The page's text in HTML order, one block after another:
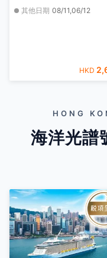
其他日期 08/11,06/12
HKD
HONG
海洋光譜